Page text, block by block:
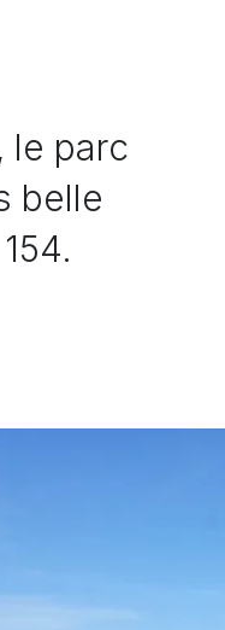
le parc
belle